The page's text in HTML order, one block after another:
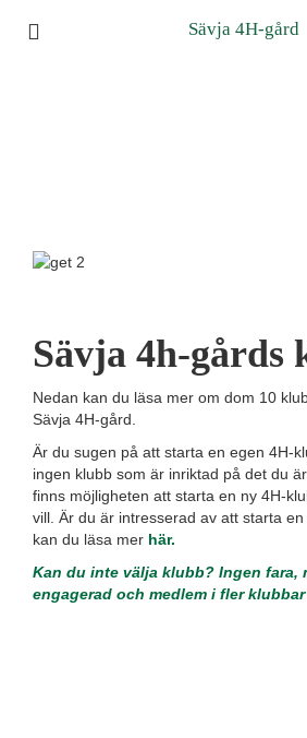
Sävja 4H-gård
Sävja 4h-gårds
Nedan kan du läsa mer om dom 10
Sävja 4H-gård.
Är du sugen på att starta en egen 4H-
ingen klubb som är inriktad på det du
finns möjligheten att starta en ny 4H-
vill. Är du är intresserad av att starta
kan du läsa mer här.
Kan du inte välja klubb? Ingen fara,
engagerad och medlem i fler